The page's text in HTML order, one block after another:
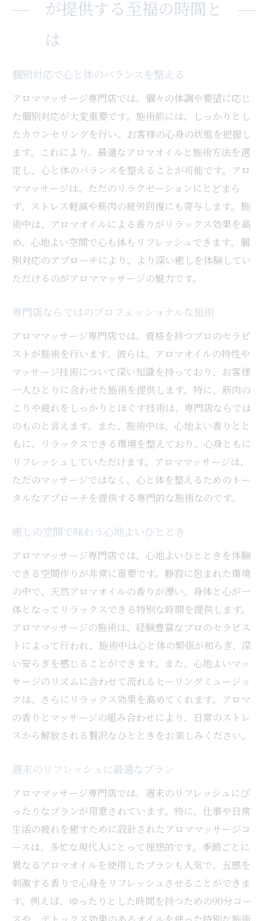
が提供する至福の時間と
は
個別対応で心と体のバランスを整える
アロママッサージ専門店では、個々の体調や要望に応じ
た個別対応が大変重要です。施術前には、しっかりとし
たカウンセリングを行い、お客様の心身の状態を把握し
ます。これにより、最適なアロマオイルと施術方法を選
定し、心と体のバランスを整えることが可能です。アロ
ママッサージは、ただのリラクゼーションにとどまら
ず、ストレス軽減や筋肉の疲労回復にも寄与します。施
術中は、アロマオイルによる香りがリラックス効果を高
め、心地よい空間で心も体もリフレッシュできます。個
別対応のアプローチにより、より深い癒しを体験してい
ただけるのがアロママッサージの魅力です。
専門店ならではのプロフェッショナルな施術
アロママッサージ専門店では、資格を持つプロのセラピ
ストが施術を行います。彼らは、アロマオイルの特性や
マッサージ技術について深い知識を持っており、お客様
一人ひとりに合わせた施術を提供します。特に、筋肉の
こりや疲れをしっかりとほぐす技術は、専門店ならでは
のものと言えます。また、施術中は、心地よい香りとと
もに、リラックスできる環境を整えており、心身ともに
リフレッシュしていただけます。アロママッサージは、
ただのマッサージではなく、心と体を整えるためのトー
タルなアプローチを提供する専門的な施術なのです。
癒しの空間で味わう心地よいひととき
アロママッサージ専門店では、心地よいひとときを体験
できる空間作りが非常に重要です。静寂に包まれた環境
の中で、天然アロマオイルの香りが漂い、身体と心が一
体となってリラックスできる特別な時間を提供します。
アロママッサージの施術は、経験豊富なプロのセラピス
トによって行われ、施術中は心と体の緊張が和らぎ、深
い安らぎを感じることができます。また、心地よいマッ
サージのリズムに合わせて流れるヒーリングミュージッ
クは、さらにリラックス効果を高めてくれます。アロマ
の香りとマッサージの組み合わせにより、日常のストレ
スから解放される贅沢なひとときをお楽しみください。
週末のリフレッシュに最適なプラン
アロママッサージ専門店では、週末のリフレッシュにぴ
ったりなプランが用意されています。特に、仕事や日常
生活の疲れを癒すために設計されたアロママッサージコ
ースは、多忙な現代人にとって理想的です。季節ごとに
異なるアロマオイルを使用したプランも人気で、五感を
刺激する香りで心身をリフレッシュさせることができま
す。例えば、ゆったりとした時間を持つための90分コー